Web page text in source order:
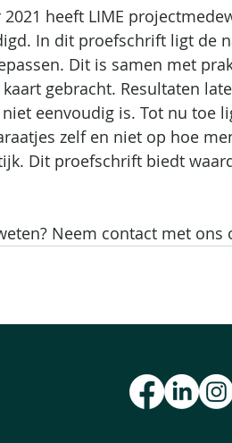
2021 heeft LIME
In dit proefschrift ligt de
Dit is samen met
gebracht. Resultaten
eenvoudig is. Tot nu toe
zelf en niet op hoe
Dit proefschrift biedt
Neem contact met ons